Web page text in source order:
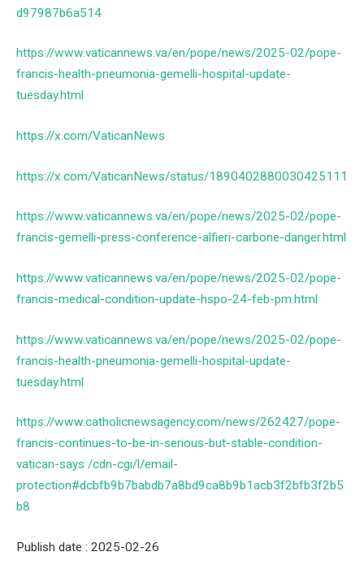
d97987b6a514
https://www.vaticannews.va/en/pope/news/2025-02/pope-
francis-health-pneumonia-gemelli-hospital-update-
tuesday.html
https://x.com/VaticanNews
https://x.com/VaticanNews/status/1890402880030425111
https://www.vaticannews.va/en/pope/news/2025-02/pope-
francis-gemelli-press-conference-alfieri-carbone-danger.html
https://www.vaticannews.va/en/pope/news/2025-02/pope-
francis-medical-condition-update-hspo-24-feb-pm.html
https://www.vaticannews.va/en/pope/news/2025-02/pope-
francis-health-pneumonia-gemelli-hospital-update-
tuesday.html
https://www.catholicnewsagency.com/news/262427/pope-
francis-continues-to-be-in-serious-but-stable-condition-
vatican-says /cdn-cgi/l/email-
protection#dcbfb9b7babdb7a8bd9ca8b9b1acb3f2bfb3f2b5
b8
Publish date : 2025-02-26